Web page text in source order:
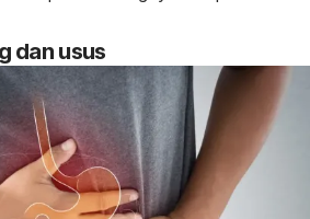
dan usus